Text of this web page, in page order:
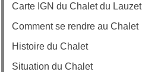
Carte IGN du Chalet du Lauzet
Comment se rendre au Chalet
Histoire du Chalet
Situation du Chalet